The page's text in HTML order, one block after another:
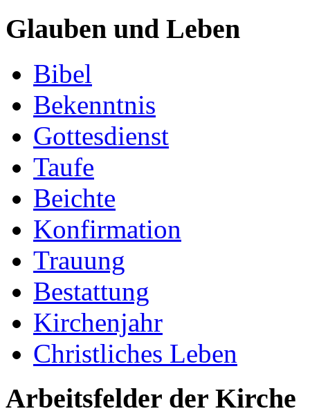
Glauben und Leben
Bibel
Bekenntnis
Gottesdienst
Taufe
Beichte
Konfirmation
Trauung
Bestattung
Kirchenjahr
Christliches Leben
Arbeitsfelder der Kirche